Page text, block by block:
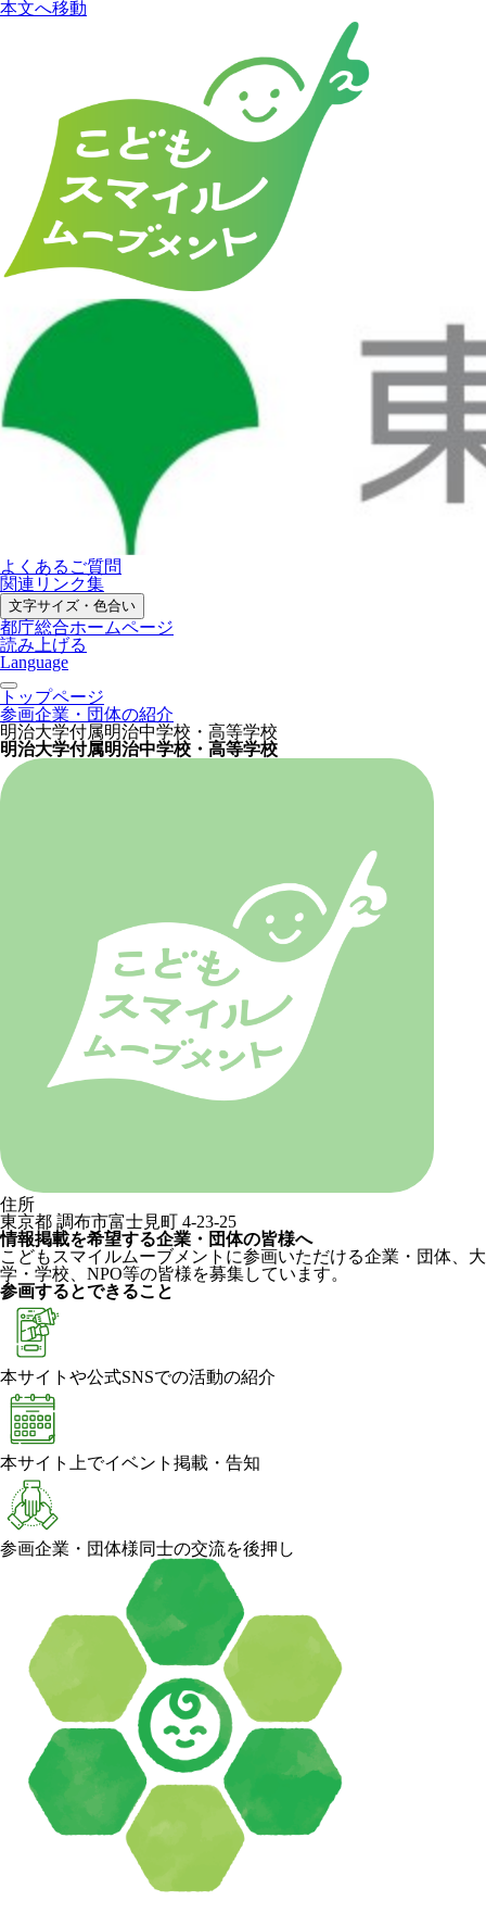
本文へ移動
よくあるご質問
関連リンク集
文字サイズ・色合い
都庁総合ホームページ
読み上げる
Language
トップページ
参画企業・団体の紹介
明治大学付属明治中学校・高等学校
明治大学付属明治中学校・高等学校
住所
東京都 調布市富士見町 4-23-25
情報掲載を希望する企業・団体の皆様へ
こどもスマイルムーブメントに参画いただける企業・団体、大
学・学校、NPO等の皆様を募集しています。
参画するとできること
本サイトや公式SNSでの活動の紹介
本サイト上でイベント掲載・告知
参画企業・団体様同士の交流を後押し